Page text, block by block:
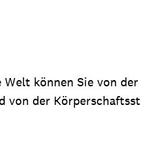
können Sie von
von der